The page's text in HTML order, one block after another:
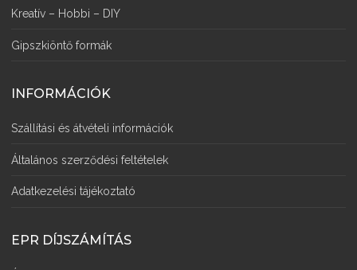
Kreatív – Hobbi – DIY
Gipszkiöntő formák
INFORMÁCIÓK
Szállítási és átvételi információk
Általános szerződési feltételek
Adatkezelési tájékoztató
EPR DÍJSZÁMÍTÁS